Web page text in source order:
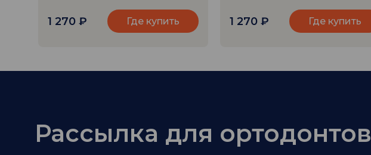
1 270 ₽ Где купить 1 270 ₽ Где купить
Рассылка для ортодонтов